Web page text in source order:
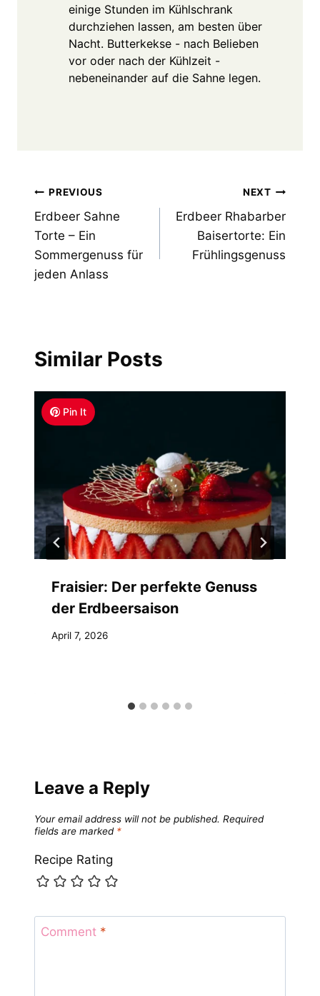
einige Stunden im Kühlschrank
durchziehen lassen, am besten über
Nacht. Butterkekse - nach Belieben
vor oder nach der Kühlzeit -
nebeneinander auf die Sahne legen.
Post
navigation
PREVIOUS
Erdbeer Sahne
Torte – Ein
Sommergenuss für
jeden Anlass
NEXT
Erdbeer Rhabarber
Baisertorte: Ein
Frühlingsgenuss
Similar Posts
Pin It
Fraisier: Der perfekte Genuss
der Erdbeersaison
April 7, 2026
Leave a Reply
Your email address will not be published. Required
fields are marked *
Recipe Rating
Comment *